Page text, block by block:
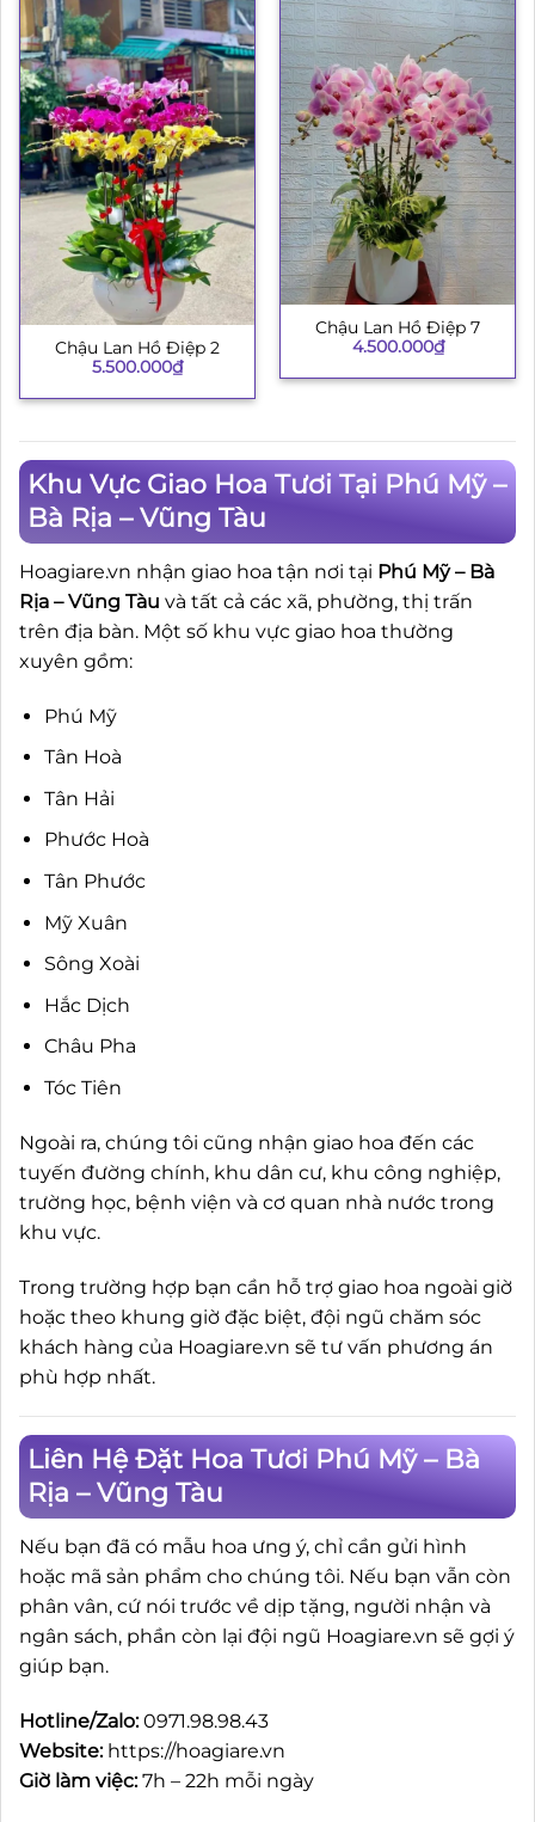
Chậu Lan Hồ Điệp 2
5.500.000₫
Chậu Lan Hồ Điệp 7
4.500.000₫
Khu Vực Giao Hoa Tươi Tại Phú Mỹ –
Bà Rịa – Vũng Tàu
Hoagiare.vn nhận giao hoa tận nơi tại Phú Mỹ – Bà
Rịa – Vũng Tàu và tất cả các xã, phường, thị trấn
trên địa bàn. Một số khu vực giao hoa thường
xuyên gồm:
Phú Mỹ
Tân Hoà
Tân Hải
Phước Hoà
Tân Phước
Mỹ Xuân
Sông Xoài
Hắc Dịch
Châu Pha
Tóc Tiên
Ngoài ra, chúng tôi cũng nhận giao hoa đến các
tuyến đường chính, khu dân cư, khu công nghiệp,
trường học, bệnh viện và cơ quan nhà nước trong
khu vực.
Trong trường hợp bạn cần hỗ trợ giao hoa ngoài giờ
hoặc theo khung giờ đặc biệt, đội ngũ chăm sóc
khách hàng của Hoagiare.vn sẽ tư vấn phương án
phù hợp nhất.
Liên Hệ Đặt Hoa Tươi Phú Mỹ – Bà
Rịa – Vũng Tàu
Nếu bạn đã có mẫu hoa ưng ý, chỉ cần gửi hình
hoặc mã sản phẩm cho chúng tôi. Nếu bạn vẫn còn
phân vân, cứ nói trước về dịp tặng, người nhận và
ngân sách, phần còn lại đội ngũ Hoagiare.vn sẽ gợi ý
giúp bạn.
Hotline/Zalo:0971.98.98.43
Website: https://hoagiare.vn
Giờ làm việc:7h – 22h mỗi ngày